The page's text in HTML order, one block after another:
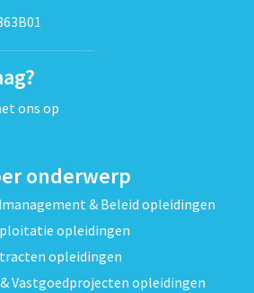
ons op
onderwerp
& Beleid opleidingen
opleidingen
opleidingen
Vastgoedprojecten opleidingen